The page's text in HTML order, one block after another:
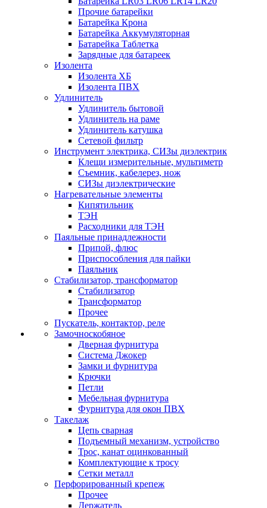
Прочие батарейки
Батарейка Крона
Батарейка Аккумуляторная
Батарейка Таблетка
Зарядные для батареек
Изолента
Изолента ХБ
Изолента ПВХ
Удлинитель
Удлинитель бытовой
Удлинитель на раме
Удлинитель катушка
Сетевой фильтр
Инструмент электрика, СИЗы диэлектрик
Клещи измерительные, мультиметр
Съемник, кабелерез, нож
СИЗы диэлектрические
Нагревательные элементы
Кипятильник
ТЭН
Расходники для ТЭН
Паяльные принадлежности
Припой, флюс
Приспособления для пайки
Паяльник
Стабилизатор, трансформатор
Стабилизатор
Трансформатор
Прочее
Пускатель, контактор, реле
Замочноскобяное
Дверная фурнитура
Система Джокер
Замки и фурнитура
Крючки
Петли
Мебельная фурнитура
Фурнитура для окон ПВХ
Такелаж
Цепь сварная
Подъемный механизм, устройство
Трос, канат оцинкованный
Комплектующие к тросу
Сетки металл
Перфорированный крепеж
Прочее
Держатель